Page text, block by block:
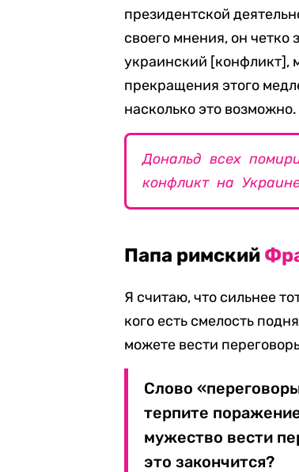
президентской
своего мнения, он четко
украинский [конфликт],
прекращения этого
насколько это возможно.
Дональд всех
конфликт на
Папа римский
Я считаю, что сильнее
кого есть смелость
можете вести
Слово
терпите
мужество вести
это закончится?